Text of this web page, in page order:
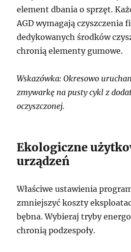
element dbania o sprzęt.
AGD wymagają czyszczenia
dedykowanych środków
chronią elementy gumowe.
Wskazówka: Okresowo
zmywarkę na pusty cykl z
oczyszczonej.
Ekologiczne
urządzeń
Właściwe ustawienia
zmniejszyć koszty
bębna. Wybieraj tryby
chronią podzespoły.